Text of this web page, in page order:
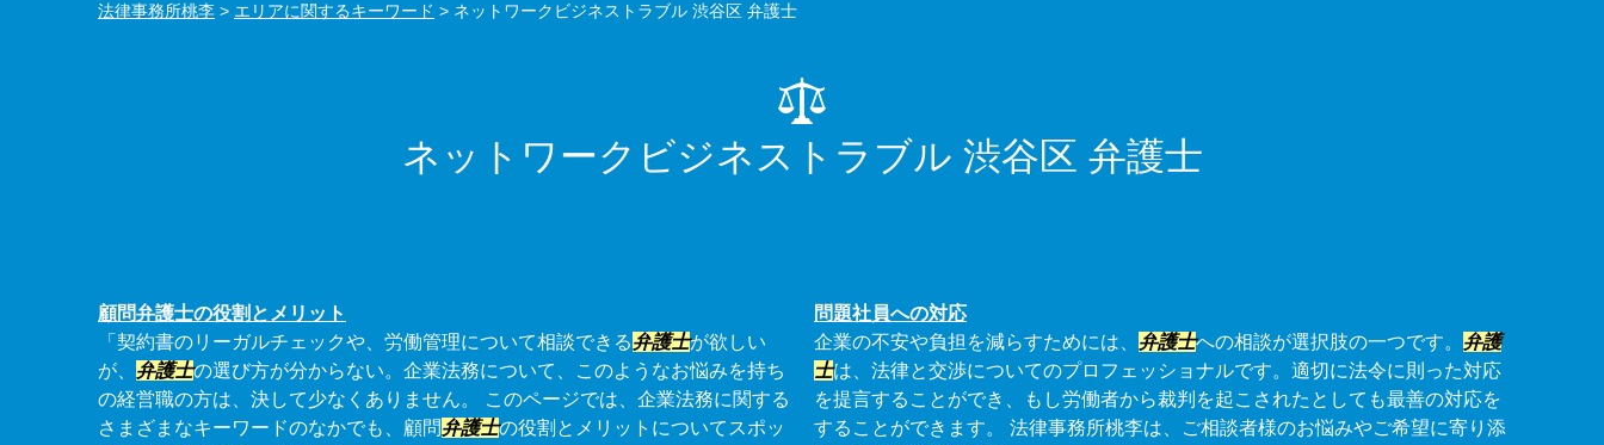
法律事務所桃李 > エリアに関するキーワード > ネットワークビジネストラブル 渋谷区 弁護士
ネットワークビジネストラブル 渋谷区 弁護士
顧問弁護士の役割とメリット
「契約書のリーガルチェックや、労働管理について相談できる弁護士が欲しい
が、 弁護士の選び方が分からない。企業法務について、このようなお悩みを持ち
の経営職の方は、決して少なくありません。 このページでは、企業法務に関する
さまざまなキーワードのなかでも、顧問弁護士の役割とメリットについてスポッ
問題社員への対応
企業の不安や負担を減らすためには、 弁護士への相談が選択肢の一つです。 弁護
士は、法律と交渉についてのプロフェッショナルです。適切に法令に則った対応
を提言することができ、もし労働者から裁判を起こされたとしても最善の対応を
することができます。 法律事務所桃李は、ご相談者様のお悩みやご希望に寄り添